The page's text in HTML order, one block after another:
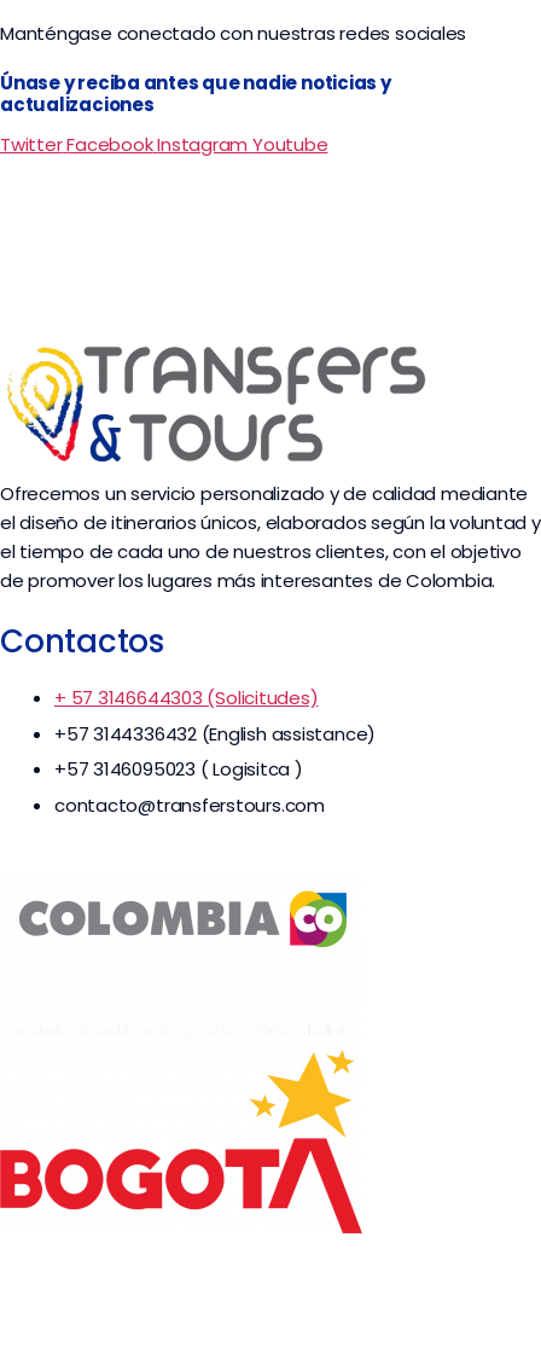
Manténgase conectado con nuestras redes sociales
Únase y reciba antes que nadie noticias y
actualizaciones
TwitterFacebookInstagram Youtube
Ofrecemos un servicio personalizado y de calidad mediante
el diseño de itinerarios únicos, elaborados según la voluntad y
el tiempo de cada uno de nuestros clientes, con el objetivo
de promover los lugares más interesantes de Colombia.
Contactos
+ 57 3146644303 (Solicitudes)
+57 3144336432 (English assistance)
+57 3146095023 ( Logisitca )
contacto@transferstours.com